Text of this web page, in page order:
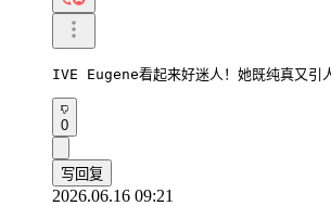
IVE Eugene看起来好迷人！她既纯真又引
0
写回复
2026.06.16 09:21